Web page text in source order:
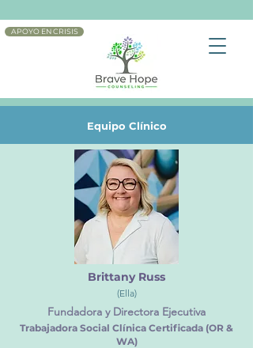
APOYO EN CRISIS
Equipo Clínico
Brittany Russ
(Ella)
Fundadora y Directora Ejecutiva
Trabajadora Social Clínica Certificada (OR &
WA)